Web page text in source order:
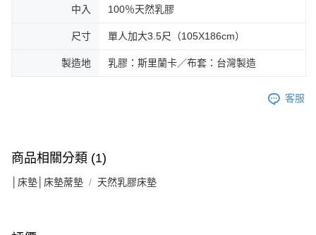
中入 100％天然乳膠
尺寸 單人加大3.5尺（105X186cm）
製造地 乳膠：斯里蘭卡／布套：台灣製造
客服
商品相關分類 (1)
│床墊│床墊蓆墊 天然乳膠床墊